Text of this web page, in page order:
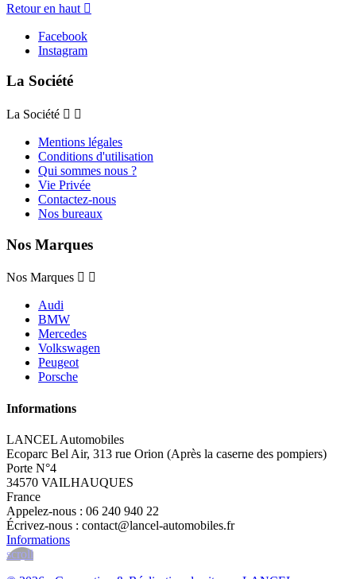
Retour en haut 
Facebook
Instagram
La Société
La Société  
Mentions légales
Conditions d'utilisation
Qui sommes nous ?
Vie Privée
Contactez-nous
Nos bureaux
Nos Marques
Nos Marques  
Audi
BMW
Mercedes
Volkswagen
Peugeot
Porsche
Informations
LANCEL Automobiles
Ecoparc Bel Air, 313 rue Orion (Après la caserne des pompiers)
Porte N°4
34570 VAILHAUQUES
France
Appelez-nous : 06 240 940 22
Écrivez-nous : contact@lancel-automobiles.fr
Informations
scroll